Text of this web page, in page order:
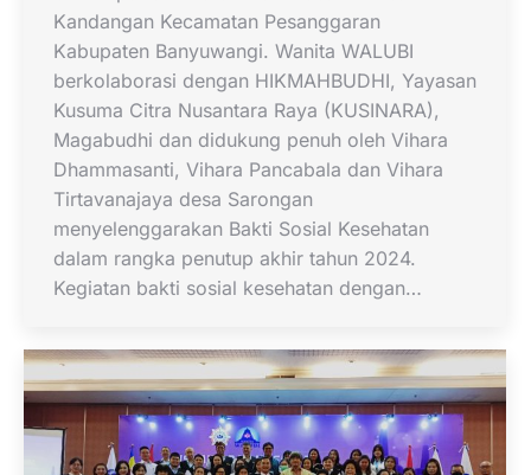
Kandangan Kecamatan Pesanggaran
Kabupaten Banyuwangi. Wanita WALUBI
berkolaborasi dengan HIKMAHBUDHI, Yayasan
Kusuma Citra Nusantara Raya (KUSINARA),
Magabudhi dan didukung penuh oleh Vihara
Dhammasanti, Vihara Pancabala dan Vihara
Tirtavanajaya desa Sarongan
menyelenggarakan Bakti Sosial Kesehatan
dalam rangka penutup akhir tahun 2024.
Kegiatan bakti sosial kesehatan dengan…